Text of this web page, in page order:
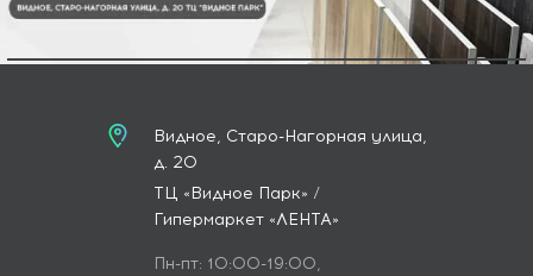
Видное, Старо-Нагорная улица,
д. 20
ТЦ «Видное Парк» /
Гипермаркет «ЛЕНТА»
Пн-пт: 10:00-19:00,